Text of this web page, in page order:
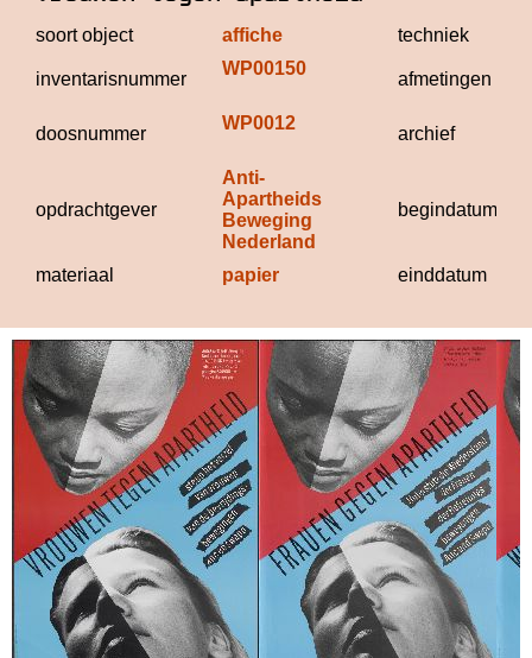
soort object affiche techniek
inventarisnummer
WP00150
afmetingen
doosnummer
WP0012
archief
opdrachtgever
Anti-
Apartheids
Beweging
Nederland
begindatum
materiaal papier einddatum